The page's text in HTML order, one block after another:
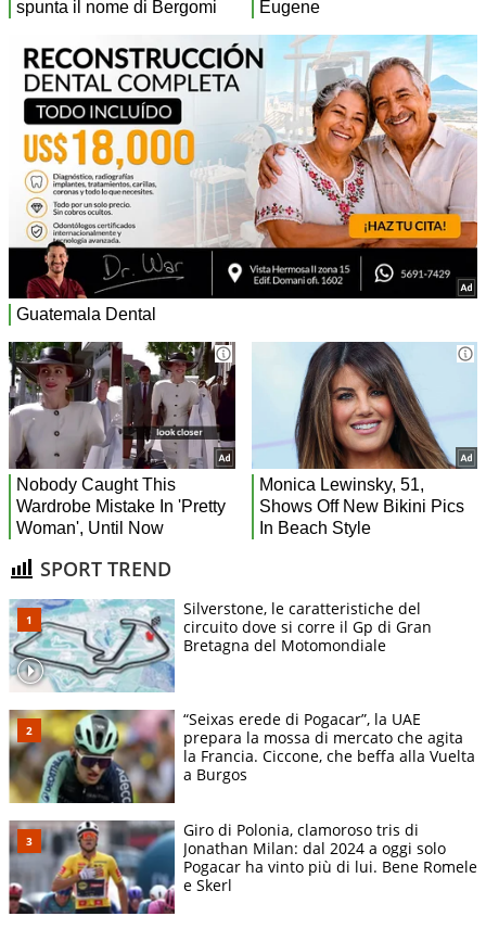
SPORT TREND
Silverstone, le caratteristiche del
circuito dove si corre il Gp di Gran
Bretagna del Motomondiale
“Seixas erede di Pogacar”, la UAE
prepara la mossa di mercato che agita
la Francia. Ciccone, che beffa alla Vuelta
a Burgos
Giro di Polonia, clamoroso tris di
Jonathan Milan: dal 2024 a oggi solo
Pogacar ha vinto più di lui. Bene Romele
e Skerl